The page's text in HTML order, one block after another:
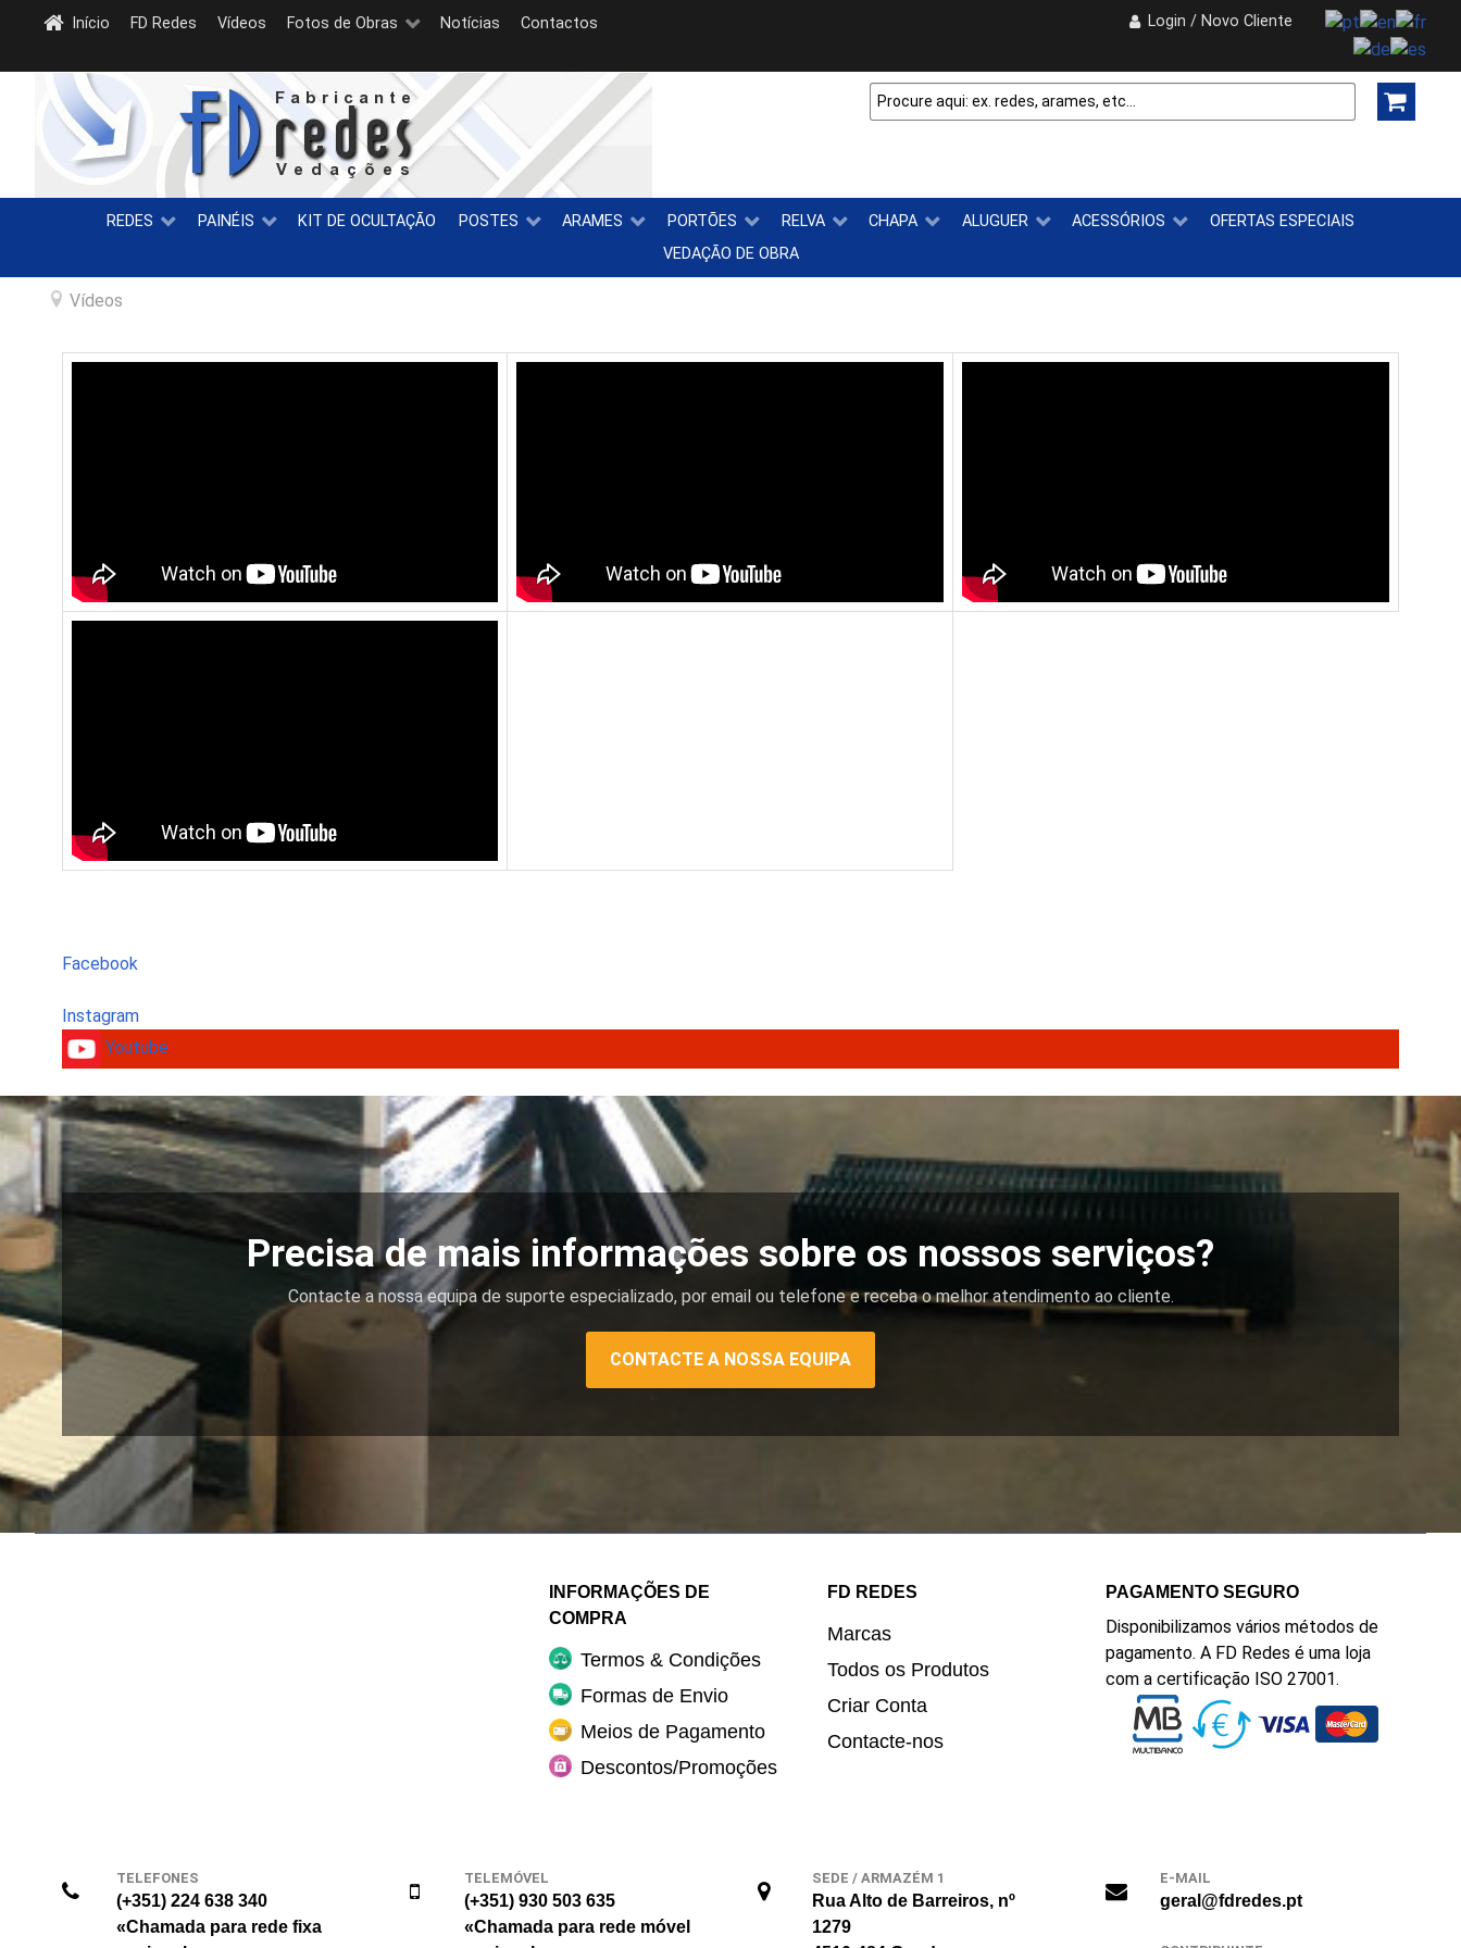
Início FD Redes Vídeos Fotos de Obras Notícias Login / Novo Cliente
Contactos
REDES PAINÉIS KIT DE OCULTAÇÃO POSTES ARAMES PORTÕES RELVA CHAPA ALUGUER ACESSÓRIOS
OFERTAS ESPECIAIS
VEDAÇÃO DE OBRA
Vídeos
Facebook
Instagram
Youtube
Precisa de mais informações sobre os nossos serviços?
Contacte a nossa equipa de suporte especializado, por email ou telefone e receba o melhor atendimento ao cliente.
CONTACTE A NOSSA EQUIPA
INFORMAÇÕES DE
COMPRA
Termos & Condições
Formas de Envio
Meios de Pagamento
Descontos/Promoções
FD REDES
Marcas
Todos os Produtos
Criar Conta
Contacte-nos
PAGAMENTO SEGURO
Disponibilizamos vários métodos de
pagamento. A FD Redes é uma loja
com a certificação ISO 27001.
TELEFONES
(+351) 224 638 340
«Chamada para rede fixa
TELEMÓVEL
(+351) 930 503 635
«Chamada para rede móvel
SEDE / ARMAZÉM 1
Rua Alto de Barreiros, nº
1279
E-MAIL
geral@fdredes.pt